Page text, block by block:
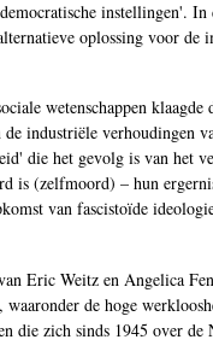
instellingen'.
oplossing voor
wetenschappen
industriële verhoudingen
die het gevolg is van het
is (zelfmoord) – hun
van fascistoïde
Eric Weitz en Angelica
de hoge
die zich sinds 1945 over